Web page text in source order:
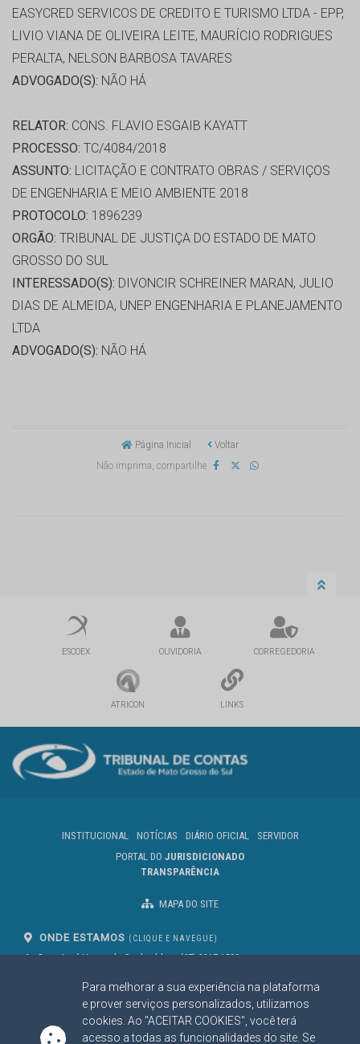
Para melhorar a sua experiência na plataforma
e prover serviços personalizados, utilizamos
cookies. Ao "ACEITAR COOKIES", você terá
acesso a todas as funcionalidades do site. Se
EASYCRED SERVICOS DE CREDITO E TURISMO LTDA - EPP,
LIVIO VIANA DE OLIVEIRA LEITE, MAURÍCIO RODRIGUES
PERALTA, NELSON BARBOSA TAVARES
ADVOGADO(S): NÃO HÁ
RELATOR: CONS. FLAVIO ESGAIB KAYATT
PROCESSO: TC/4084/2018
ASSUNTO: LICITAÇÃO E CONTRATO OBRAS / SERVIÇOS
DE ENGENHARIA E MEIO AMBIENTE 2018
PROTOCOLO: 1896239
ORGÃO: TRIBUNAL DE JUSTIÇA DO ESTADO DE MATO
GROSSO DO SUL
INTERESSADO(S): DIVONCIR SCHREINER MARAN, JULIO
DIAS DE ALMEIDA, UNEP ENGENHARIA E PLANEJAMENTO
LTDA
ADVOGADO(S): NÃO HÁ
Página Inicial
Voltar
Não imprima, compartilhe
ESCOEX OUVIDORIA CORREGEDORIA
ATRICON LINKS
INSTITUCIONAL NOTÍCIAS DIÁRIO OFICIAL
SERVIDOR
PORTAL DO JURISDICIONADO
TRANSPARÊNCIA
MAPA DO SITE
ONDE ESTAMOS (CLIQUE E NAVEGUE)
Av. Des. José Nunes da Cunha, bloco
Campo Grande/MS
CEP: 79031-310
(67) 3317-1500